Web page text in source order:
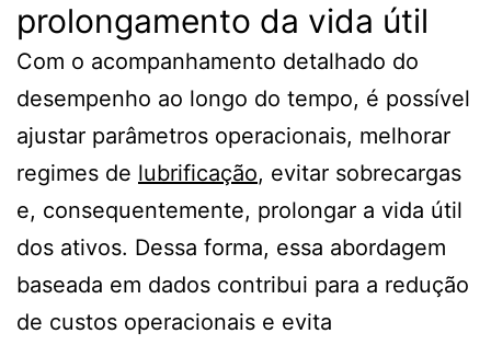
prolongamento da vida útil
Com o acompanhamento detalhado do
desempenho ao longo do tempo, é possível
ajustar parâmetros operacionais, melhorar
regimes de lubrificação, evitar sobrecargas
e, consequentemente, prolongar a vida útil
dos ativos. Dessa forma, essa abordagem
baseada em dados contribui para a redução
de custos operacionais e evita